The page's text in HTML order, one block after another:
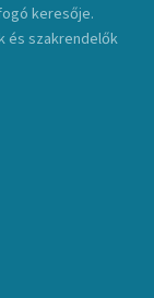
keresője.
és szakrendelők